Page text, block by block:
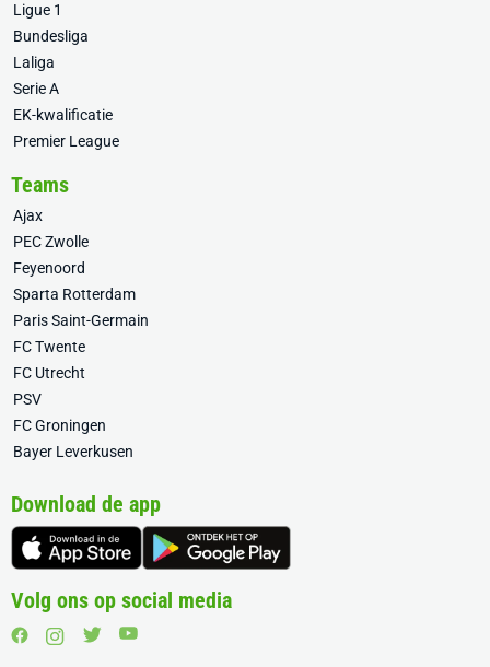
Ligue 1
Bundesliga
Laliga
Serie A
EK-kwalificatie
Premier League
Teams
Ajax
PEC Zwolle
Feyenoord
Sparta Rotterdam
Paris Saint-Germain
FC Twente
FC Utrecht
PSV
FC Groningen
Bayer Leverkusen
Download de app
Volg ons op social media